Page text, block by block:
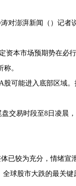
澎湃新闻（）记者
资本市场预期势在必
。
可能进入底部区域
交易时段至8日凌晨
已较为充分，情绪宣
球股市大跌的最关